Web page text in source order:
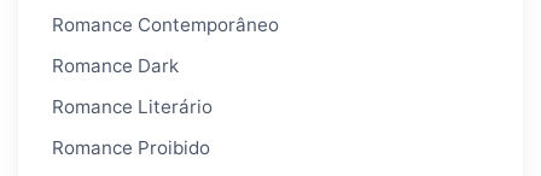
Romance Contemporâneo
Romance Dark
Romance Literário
Romance Proibido